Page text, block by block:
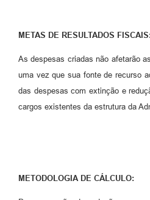
METAS DE RESULTADOS FISCAIS:
As despesas criadas não afetarão
uma vez que sua fonte de recurso
das despesas com extinção e
cargos existentes da estrutura da
METODOLOGIA DE CÁLCULO: